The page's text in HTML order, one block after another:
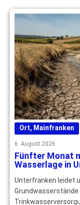
Ort, Mainfranken
6. August 2026
Fünfter Monat
Wasserlage in
Unterfranken leidet
Grundwasserstände